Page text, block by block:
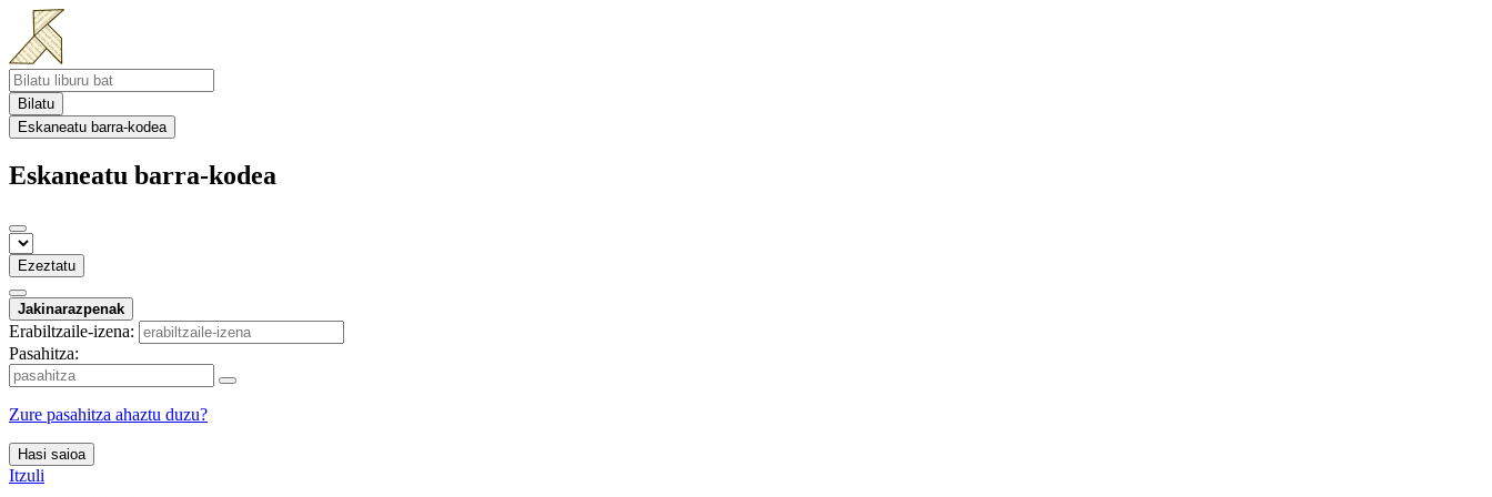
Bilatu
Eskaneatu barra-kodea
Eskaneatu barra-kodea
Ezeztatu
Jakinarazpenak
Erabiltzaile-izena:
Pasahitza:
Zure pasahitza ahaztu duzu?
Hasi saioa
Itzuli